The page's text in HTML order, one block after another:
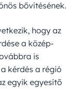
bővítésének.
hogy az
a közép-
is
kérdés a régió
egyik egyesítő